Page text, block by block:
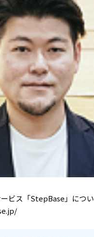
ビス「StepBase」につい